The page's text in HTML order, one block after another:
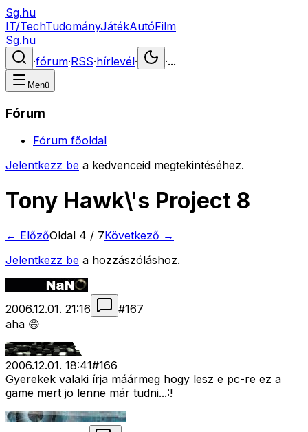
Sg.hu
IT/TechTudományJátékAutóFilm
Sg.hu
·fórum·RSS·hírlevél· ·...
Menü
Fórum
Fórum főoldal
Jelentkezz be a kedvenceid megtekintéséhez.
Tony Hawk\'s Project 8
← ElőzőOldal 4 / 7Következő →
Jelentkezz be a hozzászóláshoz.
2006.12.01. 21:16 #167
aha 😄
2006.12.01. 18:41#166
Gyerekek valaki írja máármeg hogy lesz e pc-re ez a
game mert jo lenne már tudni...:!